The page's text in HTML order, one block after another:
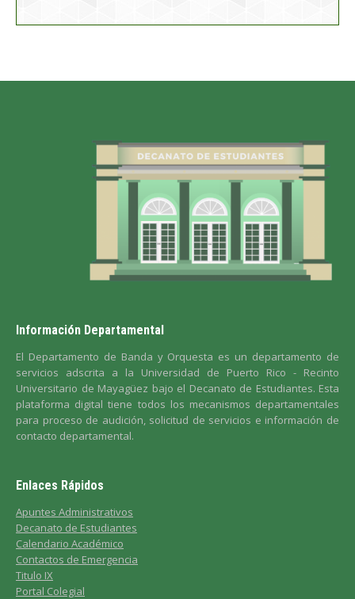
Información Departamental
El Departamento de Banda y Orquesta es un departamento de
servicios adscrita a la Universidad de Puerto Rico - Recinto
Universitario de Mayagüez bajo el Decanato de Estudiantes. Esta
plataforma digital tiene todos los mecanismos departamentales
para proceso de audición, solicitud de servicios e información de
contacto departamental.
Enlaces Rápidos
Apuntes Administrativos
Decanato de Estudiantes
Calendario Académico
Contactos de Emergencia
Titulo IX
Portal Colegial